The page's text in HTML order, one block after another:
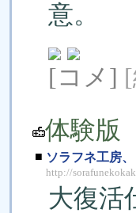
意。
[コメ]
体験版
■ ソラフネ工房
http://
大復活